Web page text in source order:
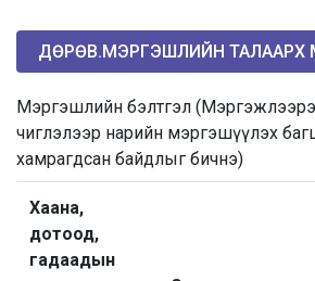
ДӨРӨВ.МЭРГЭШЛИЙН
Мэргэшлийн бэлтгэл
чиглэлээр нарийн мэргэшүүлэх
хамрагдсан байдлыг бичнэ)
Хаана,
дотоод,
гадаадын